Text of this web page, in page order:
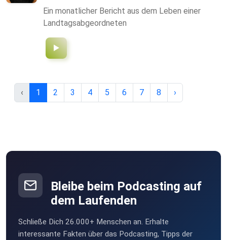
Ein monatlicher Bericht aus dem Leben einer
Landtagsabgeordneten
‹ 1 2 3 4 5 6 7 8 ›
Bleibe beim Podcasting auf
dem Laufenden
Schließe Dich 26.000+ Menschen an. Erhalte
interessante Fakten über das Podcasting, Tipps der